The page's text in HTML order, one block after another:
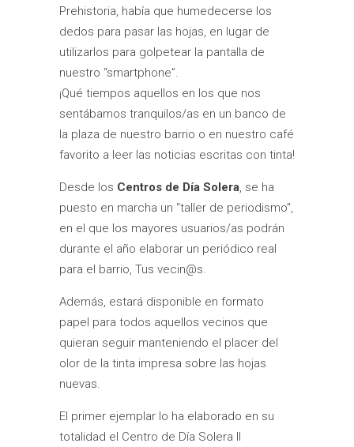
Prehistoria, había que humedecerse los
dedos para pasar las hojas, en lugar de
utilizarlos para golpetear la pantalla de
nuestro “smartphone”.
¡Qué tiempos aquellos en los que nos
sentábamos tranquilos/as en un banco de
la plaza de nuestro barrio o en nuestro café
favorito a leer las noticias escritas con tinta!
Desde los Centros de Día Solera, se ha
puesto en marcha un “taller de periodismo”,
en el que los mayores usuarios/as podrán
durante el año elaborar un periódico real
para el barrio, Tus vecin@s.
Además, estará disponible en formato
papel para todos aquellos vecinos que
quieran seguir manteniendo el placer del
olor de la tinta impresa sobre las hojas
nuevas.
El primer ejemplar lo ha elaborado en su
totalidad el Centro de Día Solera II